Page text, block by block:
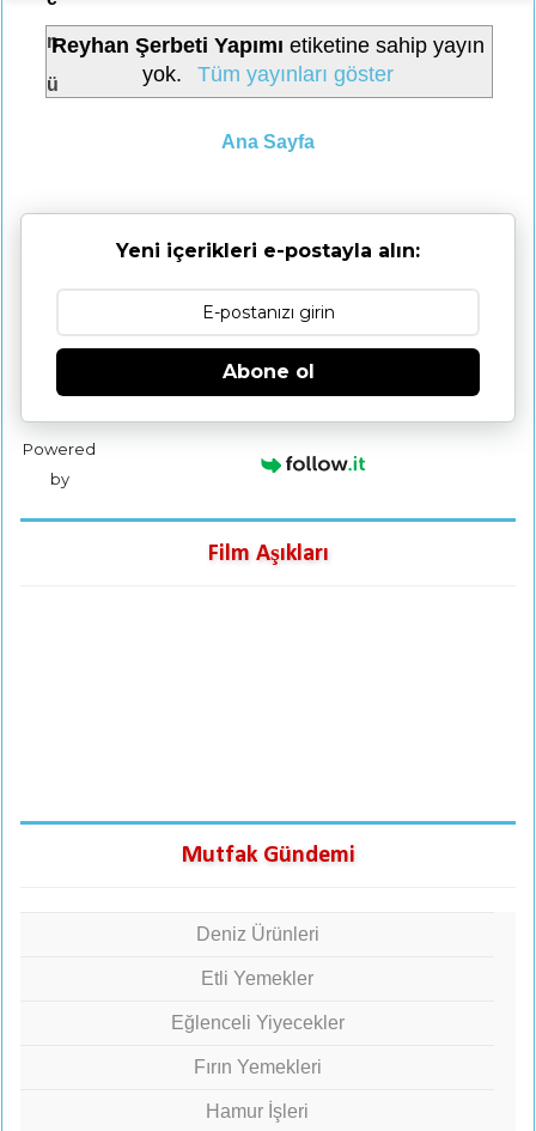
n
ü
Reyhan Şerbeti Yapımı etiketine sahip yayın
yok.
Tüm yayınları göster
Ana Sayfa
Yeni içerikleri e-postayla alın:
Abone ol
Powered
by
Film Aşıkları
Mutfak Gündemi
Deniz Ürünleri
Etli Yemekler
Eğlenceli Yiyecekler
Fırın Yemekleri
Hamur İşleri